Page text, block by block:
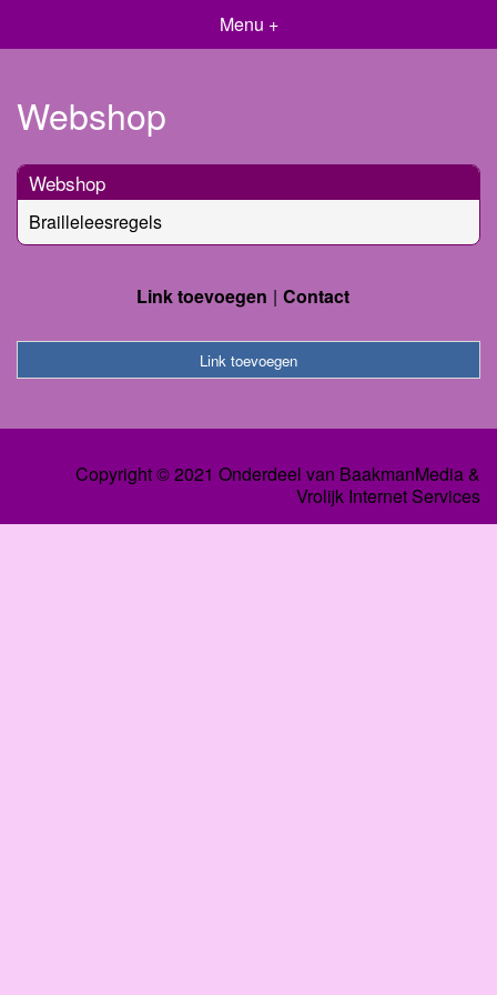
Menu +
Webshop
Webshop
Brailleleesregels
Link toevoegen Contact
Link toevoegen
Copyright © 2021 Onderdeel van BaakmanMedia &
Vrolijk Internet Services